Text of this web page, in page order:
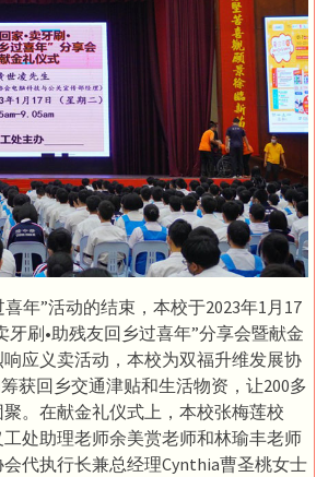
年”活动的结束，本校于2023年1月17
刷•助残友回乡过喜年”分享会暨献金
应义卖活动，本校为双福升维发展协
获回乡交通津贴和生活物资，让200多
。在献金礼仪式上，本校张梅莲校
处助理老师余美赏老师和林瑜丰老师
代执行长兼总经理Cynthia曹圣桃女士